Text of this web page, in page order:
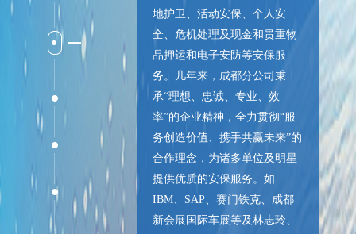
地护卫、活动安保、个人安
全、危机处理及现金和贵重物
品押运和电子安防等安保服
务。几年来，成都分公司秉
承“理想、忠诚、专业、效
率”的企业精神，全力贯彻“服
务创造价值、携手共赢未来”的
合作理念，为诸多单位及明星
提供优质的安保服务。如
IBM、SAP、赛门铁克、成都
新会展国际车展等及林志玲、